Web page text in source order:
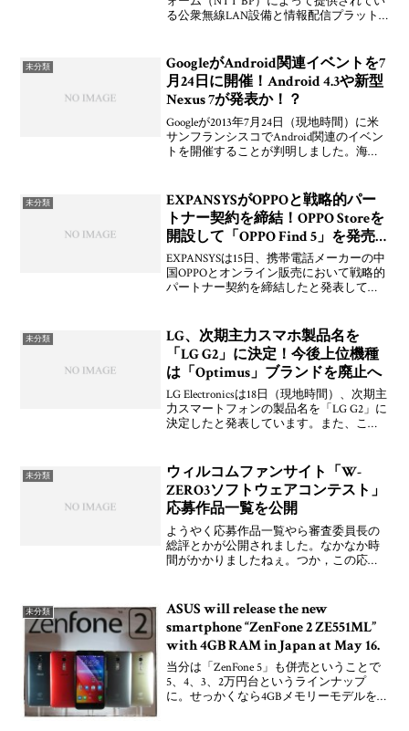
る公衆無線LAN設備と情報配信プラット
公衆無線LANサービス「お試し『
未分類
GoogleがAndroid関連イベントを7
月24日に開催！Android 4.3や新型
Nexus 7が発表か！？
Googleが2013年7月24日（現地時間）に米
サンフランシスコでAndroid関連のイベン
トを開催することが判明しました。海外
を率いることになったSunda
未分類
EXPANSYSがOPPOと戦略的パー
トナー契約を締結！OPPO Storeを
開設して「OPPO Find 5」を発売
開始
EXPANSYSは15日、携帯電話メーカーの中
国OPPOとオンライン販売において戦略的
パートナー契約を締結したと発表してい
いくとしています。また、本日からE
未分類
LG、次期主力スマホ製品名を
「LG G2」に決定！今後上位機種
は「Optimus」ブランドを廃止へ
LG Electronicsは18日（現地時間）、次期主
力スマートフォンの製品名を「LG G2」に
決定したと発表しています。また、これ
ドで展
未分類
ウィルコムファンサイト「W-
ZERO3ソフトウェアコンテスト」
応募作品一覧を公開
ようやく応募作品一覧やら審査委員長の
総評とかが公開されました。なかなか時
間がかかりましたねぇ。つか，この応募
し，リンクはさらに少ないし，なのに
souceforge
未分類
ASUS will release the new
smartphone “ZenFone 2 ZE551ML”
with 4GB RAM in Japan at May 16.
当分は「ZenFone 5」も併売ということで
5、4、3、2万円台というラインナップ
に。せっかくなら4GBメモリーモデルを